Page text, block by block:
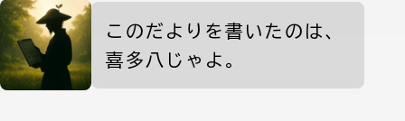
喜多八からの案内
このだよりを書いたのは、
喜多八じゃよ。